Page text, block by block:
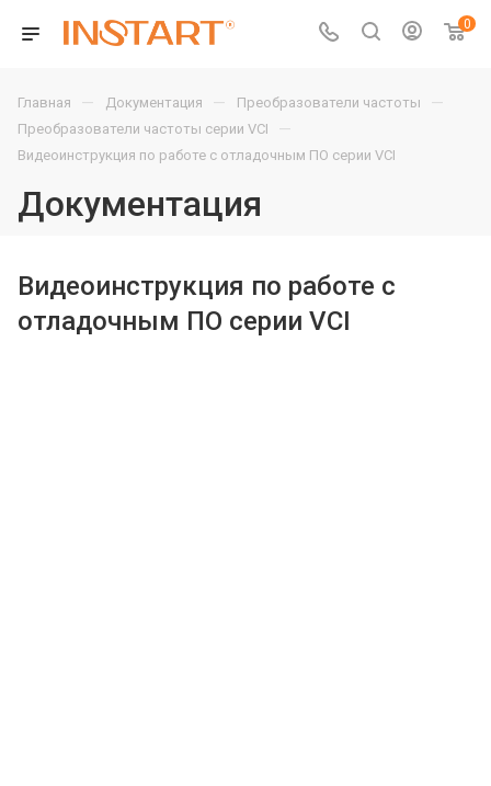
0
Главная — Документация — Преобразователи частоты —
Преобразователи частоты серии VCI —
Видеоинструкция по работе с отладочным ПО серии VCI
Документация
Видеоинструкция по работе с
отладочным ПО серии VCI